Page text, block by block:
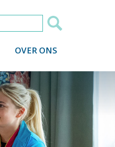
OVER ONS